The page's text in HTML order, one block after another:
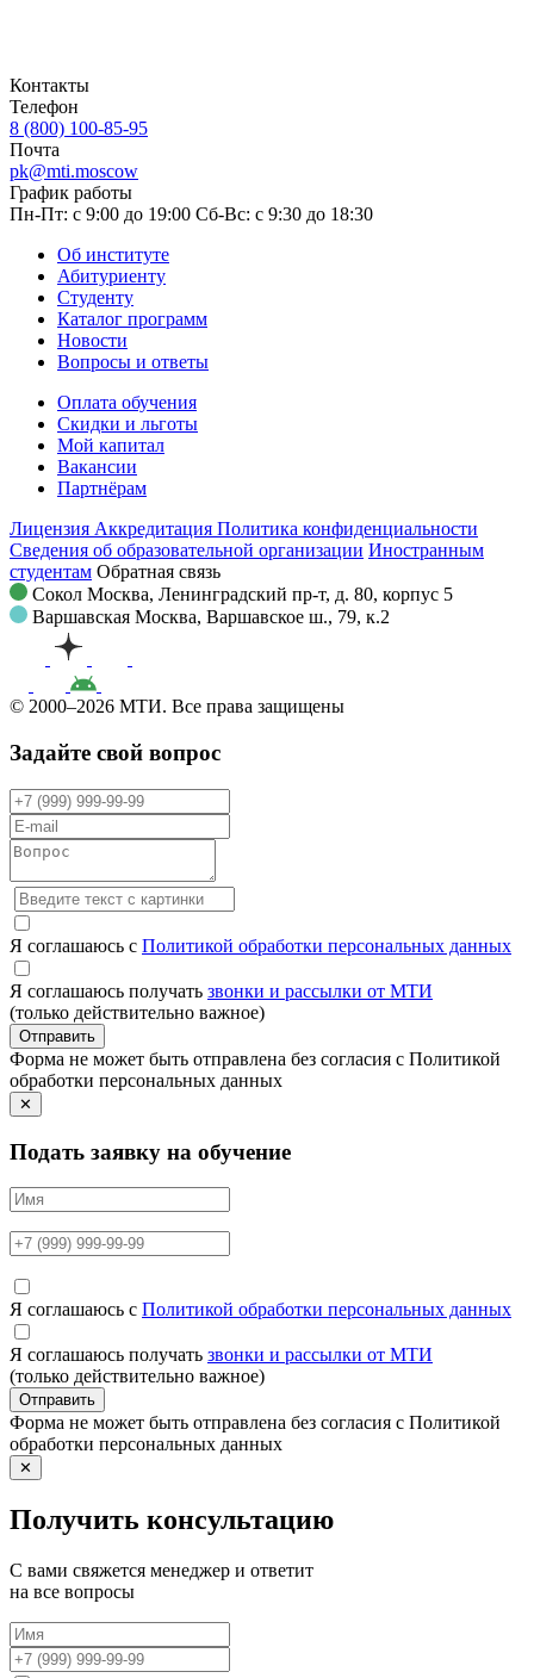
Контакты
Телефон
8 (800) 100-85-95
Почта
pk@mti.moscow
График работы
Пн-Пт: с 9:00 до 19:00 Сб-Вс: с 9:30 до 18:30
Об институте
Абитуриенту
Студенту
Каталог программ
Новости
Вопросы и ответы
Оплата обучения
Скидки и льготы
Мой капитал
Вакансии
Партнёрам
Лицензия Аккредитация Политика конфиденциальности
Сведения об образовательной организации Иностранным
студентам Обратная связь
Сокол Москва, Ленинградский пр-т, д. 80, корпус 5
Варшавская Москва, Варшавское ш., 79, к.2
© 2000–2026 МТИ. Все права защищены
Задайте свой вопрос
Я соглашаюсь с Политикой обработки персональных данных
Я соглашаюсь получать звонки и рассылки от МТИ
(только действительно важное)
Отправить
Форма не может быть отправлена без согласия с Политикой
обработки персональных данных
✕
Подать заявку на обучение
Я соглашаюсь с Политикой обработки персональных данных
Я соглашаюсь получать звонки и рассылки от МТИ
(только действительно важное)
Отправить
Форма не может быть отправлена без согласия с Политикой
обработки персональных данных
✕
Получить консультацию
С вами свяжется менеджер и ответит
на все вопросы